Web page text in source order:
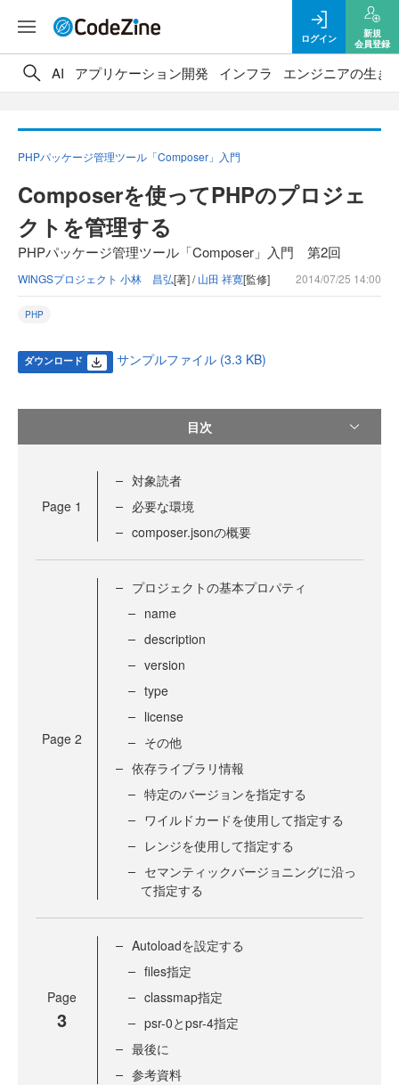
ログイン
新規
会員登録
AI アプリケーション開発 インフラ エンジニアの生き
PHPパッケージ管理ツール「Composer」入門
Composerを使ってPHPのプロジェ
クトを管理する
PHPパッケージ管理ツール「Composer」入門 第2回
WINGSプロジェクト 小林 昌弘[著] /山田 祥寛[監修] 2014/07/25 14:00
PHP
ダウンロード サンプルファイル (3.3 KB)
目次
Page 1
対象読者
必要な環境
composer.jsonの概要
Page 2
プロジェクトの基本プロパティ
name
description
version
type
license
その他
依存ライブラリ情報
特定のバージョンを指定する
ワイルドカードを使用して指定する
レンジを使用して指定する
セマンティックバージョニングに沿っ
て指定する
Page
3
Autoloadを設定する
files指定
classmap指定
psr-0とpsr-4指定
最後に
参考資料